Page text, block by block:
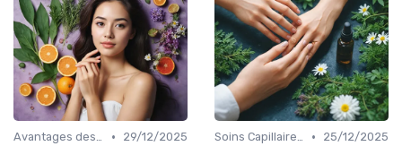
Avantages des Cosmétiques Bio •
29/12/2025
Soins Capillaires Bio •
25/12/2025